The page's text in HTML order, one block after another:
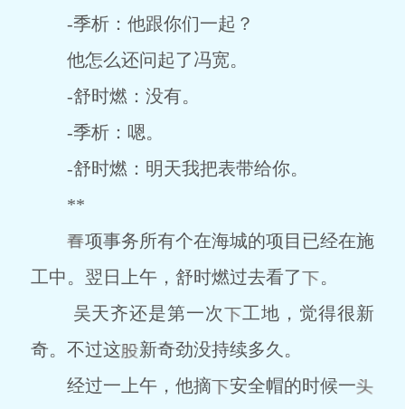
-季析：他跟你们一起？
他怎么还问起了冯宽。
-舒时燃：没有。
-季析：嗯。
-舒时燃：明天我把表带给你。
**
项事务所有个在海城的项目已经在施
工中。翌日上午，舒时燃过去看了
。
吴天齐还是第一次
工地，觉得很新
奇。不过这
新奇劲没持续多久。
经过一上午，他摘
安全帽的时候一